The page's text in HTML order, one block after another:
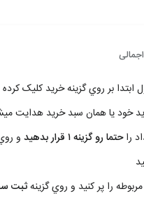
بر روي گزينه خريد کليک
يا همان سبد خريد هدايت
راحتما رو گزينه ۱ قرار بدهيد و
را پر کنيد و روي گزينهثبت